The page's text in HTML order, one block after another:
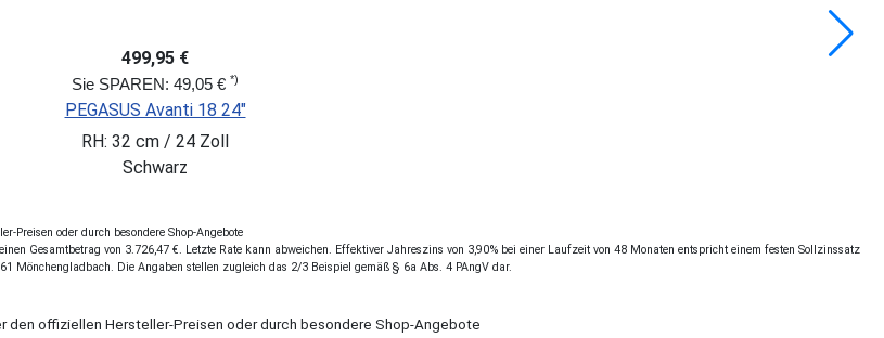
499,95 €
Sie SPAREN: 49,05 € *)
PEGASUS Avanti 18 24"
RH: 32 cm / 24 Zoll
Schwarz
Preisen oder durch besondere Shop-Angebote
Gesamtbetrag von 3.726,47 €. Letzte Rate kann abweichen. Effektiver Jahreszins von 3,90% bei einer Laufzeit von 48 Monaten entspricht einem festen Sollzinssatz
Mönchengladbach. Die Angaben stellen zugleich das 2/3 Beispiel gemäß § 6a Abs. 4 PAngV dar.
den offiziellen Hersteller-Preisen oder durch besondere Shop-Angebote